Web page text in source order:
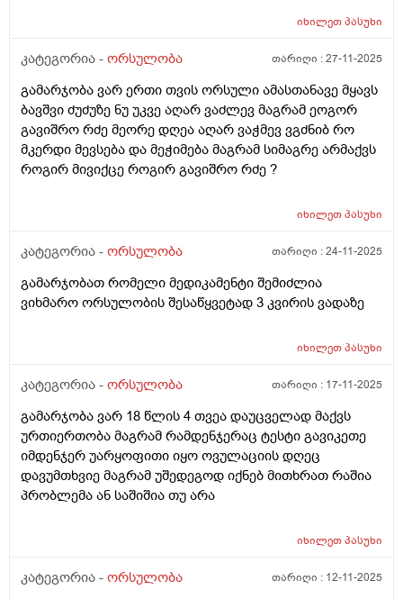
იხილეთპასუხი
კატეგორია - ორსულობა თარიღი :27-11-2025
გამარჯობა ვარ ერთი თვის ორსული ამასთანავე მყავს
ბავშვი ძუძუზე ნუ უკვე აღარ ვაძლევ მაგრამ ეოგორ
გავიშრო რძე მეორე დღეა აღარ ვაჭმევ ვგძნიბ რო
მკერდი მევსება და მეჭიმება მაგრამ სიმაგრე არმაქვს
როგირ მივიქცე როგირ გავიშრო რძე ?
იხილეთპასუხი
კატეგორია - ორსულობა თარიღი :24-11-2025
გამარჯობათ რომელი მედიკამენტი შემიძლია
ვიხმარო ორსულობის შესაწყვეტად 3 კვირის ვადაზე
იხილეთპასუხი
კატეგორია - ორსულობა თარიღი : 17-11-2025
გამარჯობა ვარ 18 წლის 4 თვეა დაუცველად მაქვს
ურთიერთობა მაგრამ რამდენჯერაც ტესტი გავიკეთე
იმდენჯერ უარყოფითი იყო ოვულაციის დღეც
დავუმთხვიე მაგრამ უშედეგოდ იქნებ მითხრათ რაშია
პრობლემა ან საშიშია თუ არა
იხილეთპასუხი
კატეგორია - ორსულობა თარიღი : 12-11-2025